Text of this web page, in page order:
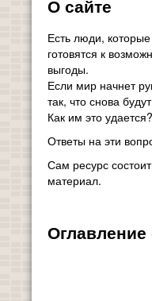
О сайте
Есть люди,
готовятся к
выгоды.
Если мир начнет
так, что снова
Как им это
Ответы на эти
Сам ресурс
материал.
Оглавление